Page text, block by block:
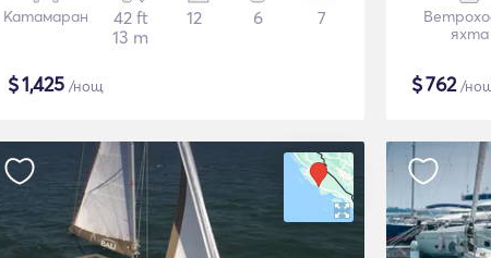
Катамаран
42 ft
13 m
12 6 7
$1,425 /нощ
яхта
$762/